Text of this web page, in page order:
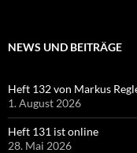
NEWS UND BEITRÄGE
Heft 132 von Markus
1. August 2026
Heft 131 ist online
28. Mai 2026